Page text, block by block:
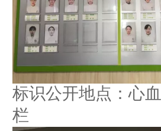
标识公开地点：心
栏